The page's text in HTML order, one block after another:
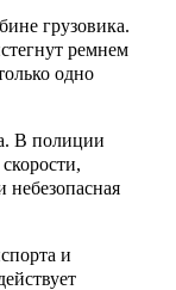
грузовика.
ремнем
одно
В полиции
небезопасная
и